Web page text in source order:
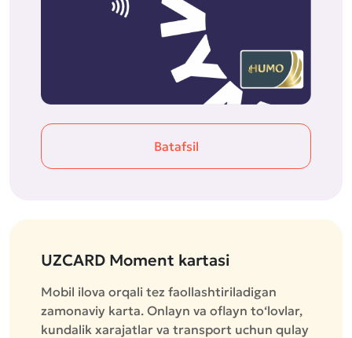
Batafsil
UZCARD Moment kartasi
Mobil ilova orqali tez faollashtiriladigan
zamonaviy karta. Onlayn va oflayn to‘lovlar,
kundalik xarajatlar va transport uchun qulay